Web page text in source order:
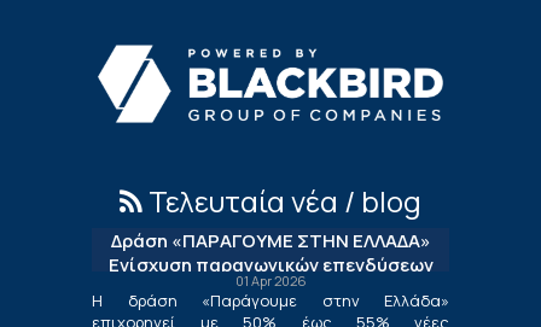
Τελευταία νέα / blog
Δράση «ΠΑΡΑΓΟΥΜΕ ΣΤΗΝ ΕΛΛΑΔΑ»
Ενίσχυση παραγωγικών επενδύσεων
μεταποίησης
01 Apr 2026
Η δράση «Παράγουμε στην Ελλάδα»